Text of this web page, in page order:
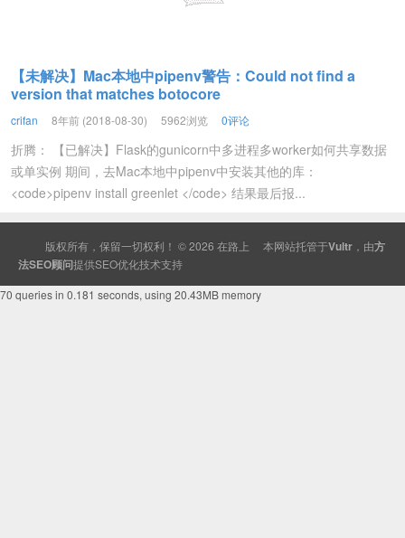
【未解决】Mac本地中pipenv警告：Could not find a
version that matches botocore
crifan 8年前 (2018-08-30) 5962浏览 0评论
折腾： 【已解决】Flask的gunicorn中多进程多worker如何共享数据
或单实例 期间，去Mac本地中pipenv中安装其他的库：
<code>pipenv install greenlet </code> 结果最后报...
版权所有，保留一切权利！ © 2026 在路上 本网站托管于Vultr ，由方
法SEO顾问提供SEO优化技术支持
70 queries in 0.181 seconds, using 20.43MB memory